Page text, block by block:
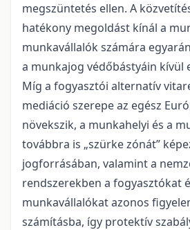
megszüntetés ellen. A
hatékony megoldást kínál a
munkavállalók számára
a munkajog védőbástyáin kívül
Míg a fogyasztói alternatív
mediáció szerepe az egész
növekszik, a munkahelyi és a
továbbra is „szürke zónát”
jogforrásában, valamint a
rendszerekben a fogyasztókat
munkavállalókat azonos
számításba, így protektív